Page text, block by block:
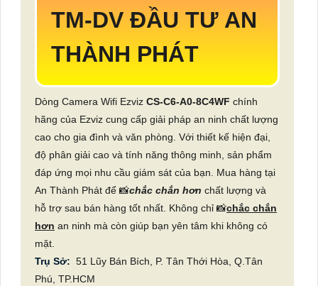
TM-DV ĐẦU TƯ AN
THÀNH PHÁT
Dòng Camera Wifi Ezviz CS-C6-A0-8C4WF chính
hãng của Ezviz cung cấp giải pháp an ninh chất lượng
cao cho gia đình và văn phòng. Với thiết kế hiện đại,
độ phân giải cao và tính năng thông minh, sản phẩm
đáp ứng mọi nhu cầu giám sát của bạn. Mua hàng tại
An Thành Phát để 📸chắc chắn hơn chất lượng và
hỗ trợ sau bán hàng tốt nhất. Không chỉ 📸chắc chắn
hơn an ninh mà còn giúp bạn yên tâm khi không có
mặt.
Trụ Sở: 51 Lũy Bán Bích, P. Tân Thới Hòa, Q.Tân
Phú, TP.HCM